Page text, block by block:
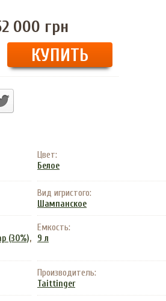
000 грн
Цвет:
Белое
Вид игристого:
Шампанское
(30%),
Емкость:
9 л
Производитель:
Taittinger